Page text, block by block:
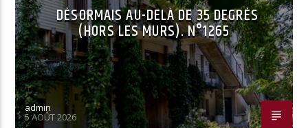
DÉSORMAIS AU-DELÀ DE 35 DEGRÉS
(HORS LES MURS). N°1265
admin
5 AOÛT 2026